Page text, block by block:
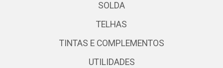
SOLDA
TELHAS
TINTAS E COMPLEMENTOS
UTILIDADES